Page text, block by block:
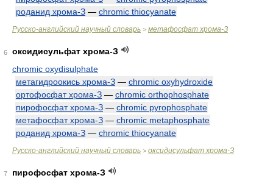
роданид хрома-З — chromic thiocyanate
Русско-английский научный словарь > метафосфат хрома-З
6
оксидисульфат хрома-З
chromic oxydisulphate
метагидроокись хрома-З — chromic oxyhydroxide
ортофосфат хрома-З — chromic orthophosphate
пирофосфат хрома-З — chromic pyrophosphate
метафосфат хрома-З — chromic metaphosphate
роданид хрома-З — chromic thiocyanate
Русско-английский научный словарь > оксидисульфат хрома-З
7
пирофосфат хрома-З